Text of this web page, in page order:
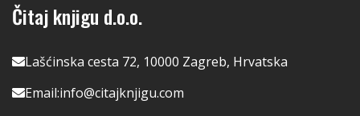
Čitaj knjigu d.o.o.
Lašćinska cesta 72, 10000 Zagreb, Hrvatska
Email:info@citajknjigu.com